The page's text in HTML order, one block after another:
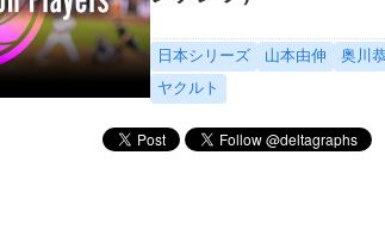
日本シリーズ
山本由伸 奥川
ヤクルト